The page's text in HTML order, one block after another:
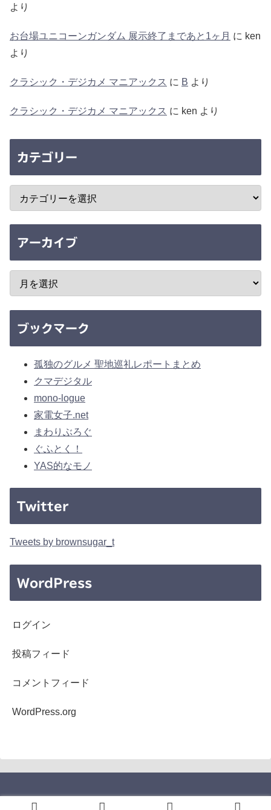
より
お台場ユニコーンガンダム 展示終了まであと1ヶ月 に ken
より
クラシック・デジカメ マニアックス に B より
クラシック・デジカメ マニアックス に ken より
カテゴリー
アーカイブ
ブックマーク
孤独のグルメ 聖地巡礼レポートまとめ
クマデジタル
mono-logue
家電女子.net
まわりぶろぐ
ぐふとく！
YAS的なモノ
Twitter
Tweets by brownsugar_t
WordPress
ログイン
投稿フィード
コメントフィード
WordPress.org